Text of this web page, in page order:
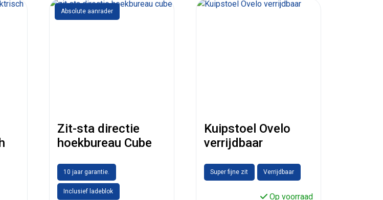
Absolute aanrader
Zit-sta directie
hoekbureau Cube
10 jaar garantie.
Inclusief ladeblok
Kuipstoel Ovelo
verrijdbaar
Super fijne zit Verrijdbaar
Op voorraad